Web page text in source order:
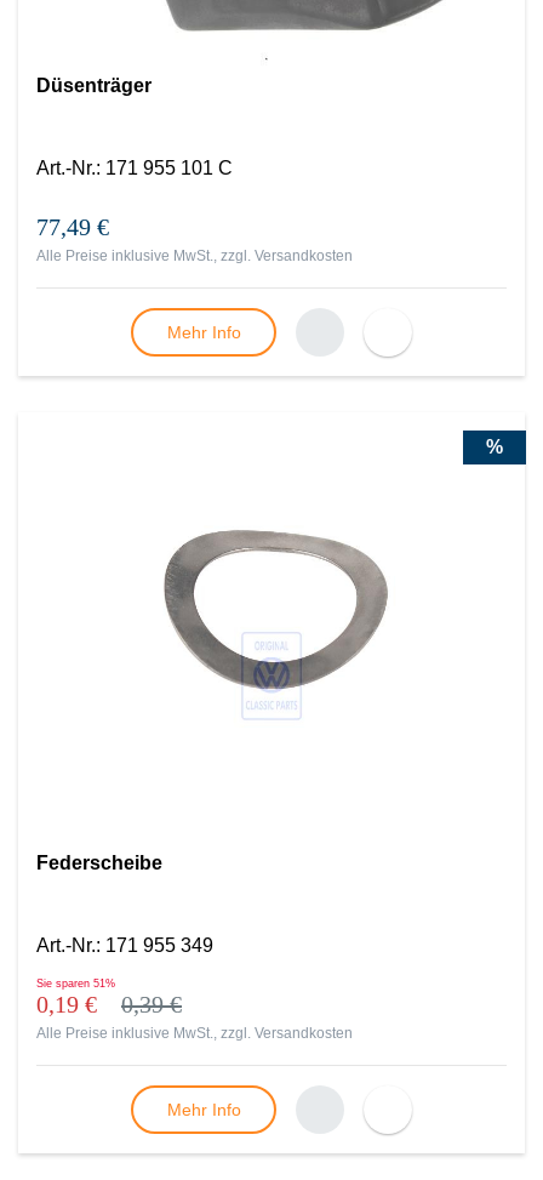
Düsenträger
Art.-Nr.: 171 955 101 C
77,49 €
Alle Preise inklusive MwSt., zzgl. Versandkosten
Mehr Info
%
Federscheibe
Art.-Nr.: 171 955 349
Sie sparen 51%
0,19 € 0,39 €
Alle Preise inklusive MwSt., zzgl. Versandkosten
Mehr Info